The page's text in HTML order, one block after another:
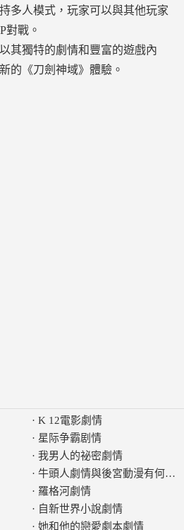
多人模式，玩家可以與其他玩家
對戰。
其獨特的劇情和豐富的遊戲內
的《刀劍神域》體驗。
· K 12電影劇情
· 星际争霸剧情
· 我男人的祕密劇情
· 牛頭人劇情與後宮動漫有何關
· 羅格河劇情
· 自新世界小說劇情
· 她和他的戀愛劇本劇情